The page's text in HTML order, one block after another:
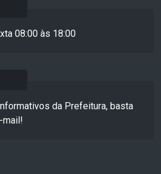
08:00 às 18:00
da Prefeitura, basta
mail!